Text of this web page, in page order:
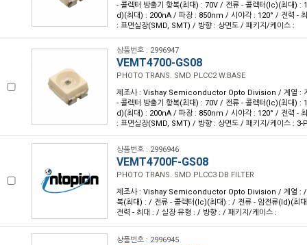
- 콜렉터 방출기 항복(최대) : 70V / 전류 - 콜렉터(Ic)(최대) :
d)(최대) : 200nA / 파장 : 850nm / 시야각 : 120° / 전력 -
: 표면실장(SMD, SMT) / 방향 : 상면도 / 패키지/케이스 :
상품번호 : 2996947
VEMT4700-GS08
PHOTO TRANS. SMD PLCC2 W.BASE
제조사 : Vishay Semiconductor Opto Division / 계열 :
- 콜렉터 방출기 항복(최대) : 70V / 전류 - 콜렉터(Ic)(최대) :
d)(최대) : 200nA / 파장 : 850nm / 시야각 : 120° / 전력 -
: 표면실장(SMD, SMT) / 방향 : 상면도 / 패키지/케이스 : 3-
상품번호 : 2996946
VEMT4700F-GS08
PHOTO TRANS. SMD PLCC3 DB FILTER
제조사 : Vishay Semiconductor Opto Division / 계열 : /
복(최대) : / 전류 - 콜렉터(Ic)(최대) : / 전류 - 암전류(Id)(최
전력 - 최대 : / 실장 유형 : / 방향 : / 패키지/케이스 :
상품번호 : 2996945